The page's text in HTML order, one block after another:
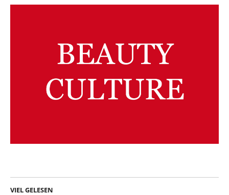
VIEL GELESEN